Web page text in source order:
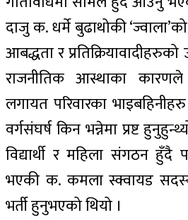
दाजु क. धर्मे बुढाथोकी
आबद्धता र प्रतिक्रियावादीहरुको
राजनीतिक आस्थाका
लगायत परिवारका
वर्गसंघर्ष किन भन्नेमा प्रष्ट
विद्यार्थी र महिला संगठन हुँदै
भएकी क. कमला स्क्वायड
भर्ती हुनुभएको थियो ।